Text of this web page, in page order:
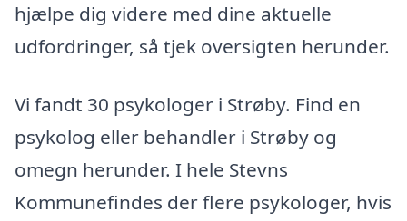
hjælpe dig videre med dine aktuelle
udfordringer, så tjek oversigten herunder.
Vi fandt 30 psykologer i Strøby. Find en
psykolog eller behandler i Strøby og
omegn herunder. I hele Stevns
Kommunefindes der flere psykologer, hvis